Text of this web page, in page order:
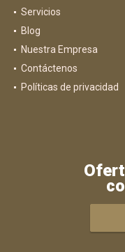
Servicios
Blog
Nuestra Empresa
Contáctenos
Políticas de privacidad